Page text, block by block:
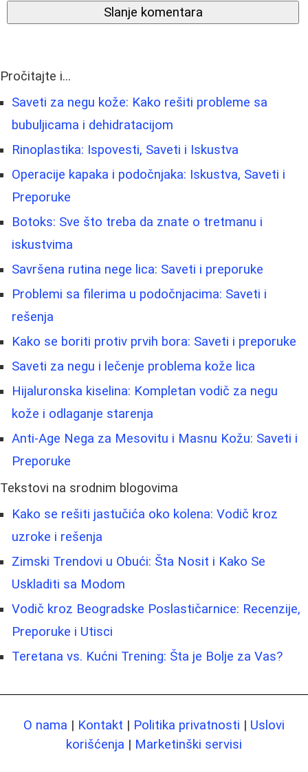
Slanje komentara
Pročitajte i...
Saveti za negu kože: Kako rešiti probleme sa
bubuljicama i dehidratacijom
Rinoplastika: Ispovesti, Saveti i Iskustva
Operacije kapaka i podočnjaka: Iskustva, Saveti i
Preporuke
Botoks: Sve što treba da znate o tretmanu i
iskustvima
Savršena rutina nege lica: Saveti i preporuke
Problemi sa filerima u podočnjacima: Saveti i
rešenja
Kako se boriti protiv prvih bora: Saveti i preporuke
Saveti za negu i lečenje problema kože lica
Hijaluronska kiselina: Kompletan vodič za negu
kože i odlaganje starenja
Anti-Age Nega za Mesovitu i Masnu Kožu: Saveti i
Preporuke
Tekstovi na srodnim blogovima
Kako se rešiti jastučića oko kolena: Vodič kroz
uzroke i rešenja
Zimski Trendovi u Obući: Šta Nosit i Kako Se
Uskladiti sa Modom
Vodič kroz Beogradske Poslastičarnice: Recenzije,
Preporuke i Utisci
Teretana vs. Kućni Trening: Šta je Bolje za Vas?
O nama | Kontakt | Politika privatnosti | Uslovi
korišćenja | Marketinški servisi